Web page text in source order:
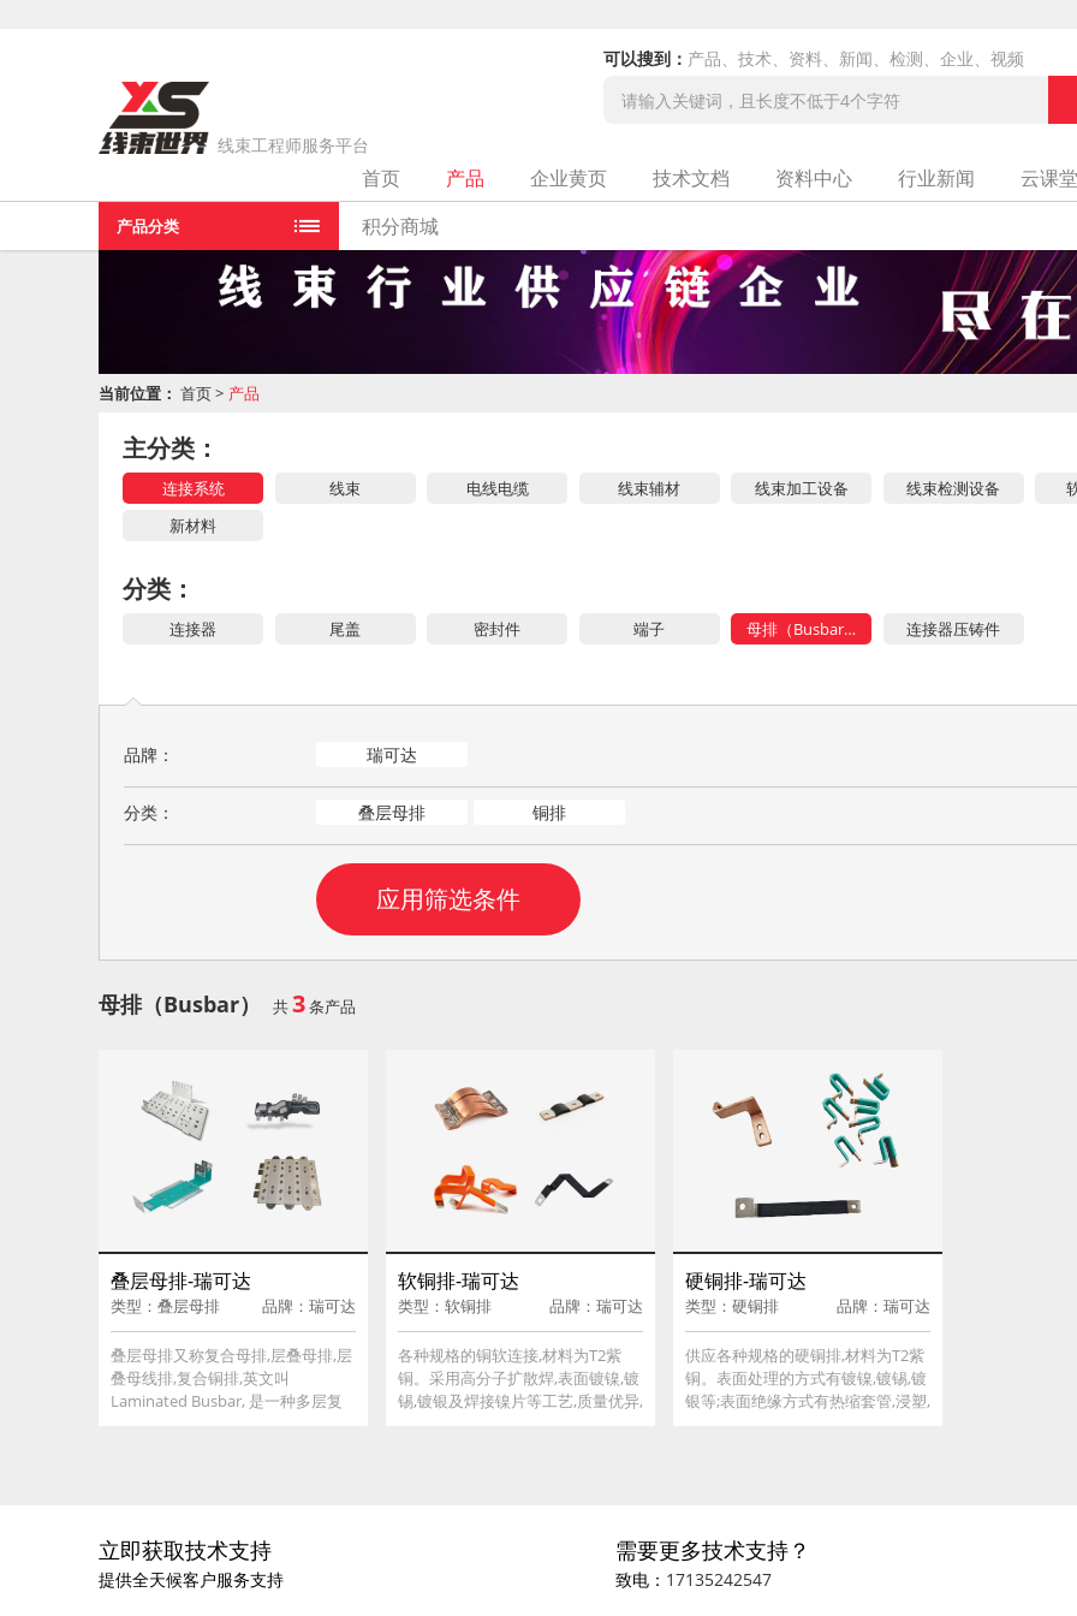
线束工程师服务平台
可以搜到： 产品、技术、资料、新闻、检测、企业、视频
产品分类
首页 产品 企业黄页 技术文档 资料中心 行业新闻
云课堂
积分商城
当前位置： 首页> 产品
主分类：
连接系统 线束 电线电缆 线束辅材 线束加工设备 线束检测设备
新材料
分类：
连接器 尾盖 密封件 端子 母排（Busbar） 连接器压铸件
品牌： 瑞可达
分类： 叠层母排 铜排
母排（Busbar） 共3条产品
叠层母排-瑞可达
类型：叠层母排 品牌：瑞可达
叠层母排又称复合母排,层叠母排,层
叠母线排,复合铜排,英文叫
Laminated Busbar, 是一种多层复
广泛用于电力电子,轨道交通,风电电
流器,新能源汽车及通讯领域等。
软铜排-瑞可达
类型：软铜排 品牌：瑞可达
各种规格的铜软连接,材料为T2紫
铜。采用高分子扩散焊,表面镀镍,镀
锡,镀银及焊接镍片等工艺,质量优异,
硬铜排-瑞可达
类型：硬铜排 品牌：瑞可达
供应各种规格的硬铜排,材料为T2紫
铜。表面处理的方式有镀镍,镀锡,镀
银等;表面绝缘方式有热缩套管,浸塑,
立即获取技术支持
提供全天候客户服务支持
需要更多技术支持？
致电： 17135242547